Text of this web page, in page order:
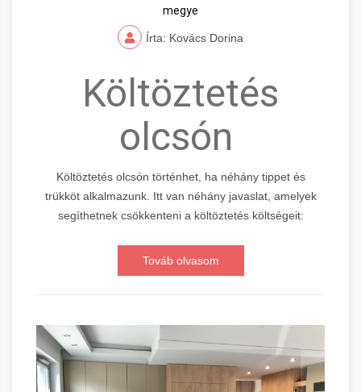
megye
Írta: Kovács Dorina
Költöztetés
olcsón
Költöztetés olcsón történhet, ha néhány tippet és
trükköt alkalmazunk. Itt van néhány javaslat, amelyek
segíthetnek csökkenteni a költöztetés költségeit:
Továb olvasom